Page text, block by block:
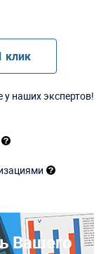
клик
наших экспертов!
Вашего